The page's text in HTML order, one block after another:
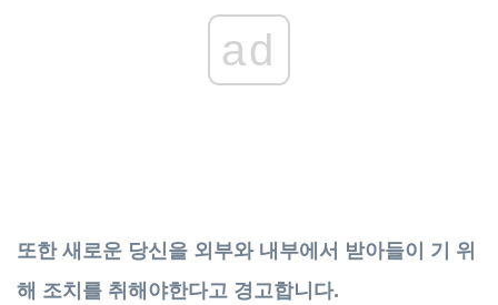
ad
또한 새로운 당신을 외부와 내부에서 받아들이 기 위
해 조치를 취해야한다고 경고합니다.